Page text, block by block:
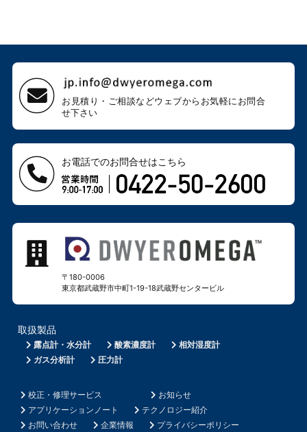
お見積り・ご相談などウェブから お気軽にお問合
せ下さい
お電話でのお問合せはこちら
〒180-0006
東京都武蔵野市中町1-19-18武蔵野センタービル
取扱製品
露点計・水分計 酸素濃度計
相対湿度計
ガス分析計
圧力計
校正・修理サービス
お知らせ
アプリケーションノート
テクノロジー紹介
お問い合わせ
企業情報 プライバシーポリシー